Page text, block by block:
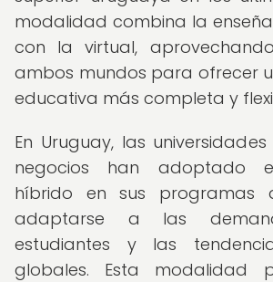
modalidad combina la
con la virtual,
ambos mundos para ofrecer
educativa más completa y
En Uruguay, las
negocios han adoptado
híbrido en sus programas
adaptarse a las
estudiantes y las
globales. Esta modalidad